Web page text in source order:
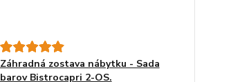
Záhradná zostava nábytku - Sada
barov Bistrocapri 2-OS.